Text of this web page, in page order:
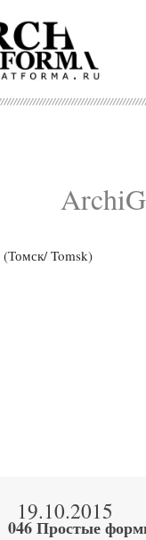
Tomsk)
19.10.2015
046 Простые